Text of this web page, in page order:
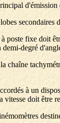
secondaires
poste fixe doit
degré
chaîne
à un
vitesse doit être